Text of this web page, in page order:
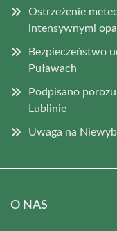
Ostrzeżenie
intensywnymi
Bezpieczeństwo
Puławach
Podpisano
Lublinie
Uwaga na
O NAS